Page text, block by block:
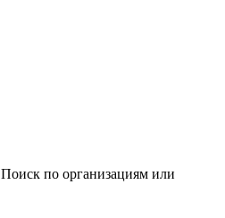
Поиск по организациям или